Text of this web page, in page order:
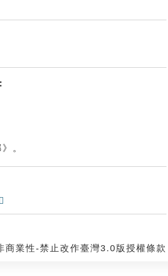
。
商業性-禁止改作臺灣3.0版授權條款